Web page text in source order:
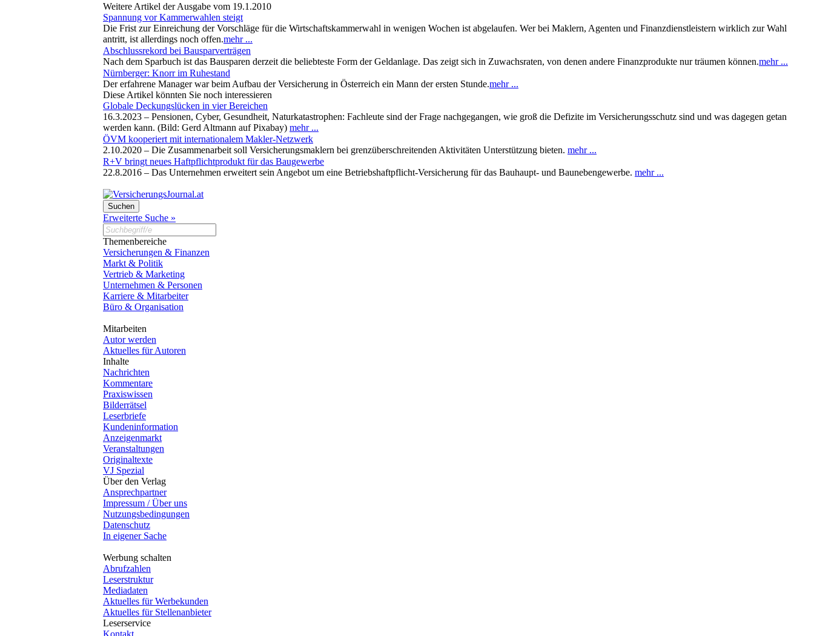
Weitere Artikel der Ausgabe vom 19.1.2010
Spannung vor Kammerwahlen steigt
Die Frist zur Einreichung der Vorschläge für die Wirtschaftskammerwahl in wenigen Wochen ist abgelaufen. Wer bei Maklern, Agenten und Finanzdienstleistern wirklich zur Wahl
antritt, ist allerdings noch offen.mehr ...
Abschlussrekord bei Bausparverträgen
Nach dem Sparbuch ist das Bausparen derzeit die beliebteste Form der Geldanlage. Das zeigt sich in Zuwachsraten, von denen andere Finanzprodukte nur träumen können.mehr ...
Nürnberger: Knorr im Ruhestand
Der erfahrene Manager war beim Aufbau der Versicherung in Österreich ein Mann der ersten Stunde.mehr ...
Diese Artikel könnten Sie noch interessieren
Globale Deckungslücken in vier Bereichen
16.3.2023 – Pensionen, Cyber, Gesundheit, Naturkatastrophen: Fachleute sind der Frage nachgegangen, wie groß die Defizite im Versicherungsschutz sind und was dagegen getan
werden kann. (Bild: Gerd Altmann auf Pixabay) mehr ...
ÖVM kooperiert mit internationalem Makler-Netzwerk
2.10.2020 – Die Zusammenarbeit soll Versicherungsmaklern bei grenzüberschreitenden Aktivitäten Unterstützung bieten. mehr ...
R+V bringt neues Haftpflichtprodukt für das Baugewerbe
22.8.2016 – Das Unternehmen erweitert sein Angebot um eine Betriebshaftpflicht-Versicherung für das Bauhaupt- und Baunebengewerbe. mehr ...
Erweiterte Suche »
Themenbereiche
Versicherungen & Finanzen
Markt & Politik
Vertrieb & Marketing
Unternehmen & Personen
Karriere & Mitarbeiter
Büro & Organisation
Mitarbeiten
Autor werden
Aktuelles für Autoren
Inhalte
Nachrichten
Kommentare
Praxiswissen
Bilderrätsel
Leserbriefe
Kundeninformation
Anzeigenmarkt
Veranstaltungen
Originaltexte
VJ Spezial
Über den Verlag
Ansprechpartner
Impressum / Über uns
Nutzungsbedingungen
Datenschutz
In eigener Sache
Werbung schalten
Abrufzahlen
Leserstruktur
Mediadaten
Aktuelles für Werbekunden
Aktuelles für Stellenanbieter
Leserservice
Kontakt